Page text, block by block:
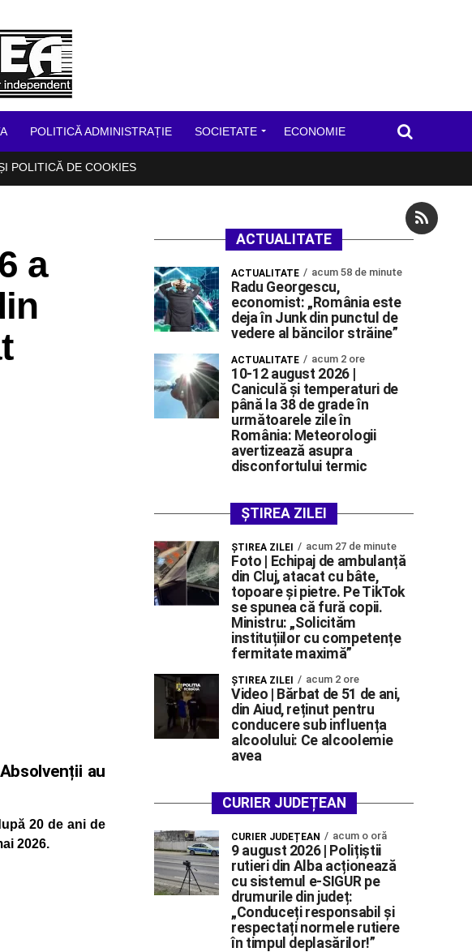
POLITICĂ ADMINISTRAȚIE SOCIETATE ECONOMIE
POLITICĂ DE COOKIES
a
au
20 de ani de
2026.
ACTUALITATE
ACTUALITATE acum 58 de minute
Radu Georgescu,
economist: „România este
deja în Junk din punctul de
vedere al băncilor străine”
ACTUALITATE acum 2 ore
10-12 august 2026 |
Caniculă și temperaturi de
până la 38 de grade în
următoarele zile în
România: Meteorologii
avertizează asupra
disconfortului termic
ȘTIREA ZILEI
ŞTIREA ZILEI acum 27 de minute
Foto | Echipaj de ambulanță
din Cluj, atacat cu bâte,
topoare și pietre. Pe TikTok
se spunea că fură copii.
Ministru: „Solicităm
instituțiilor cu competențe
fermitate maximă”
ŞTIREA ZILEI acum 2 ore
Video | Bărbat de 51 de ani,
din Aiud, reținut pentru
conducere sub influența
alcoolului: Ce alcoolemie
avea
CURIER JUDEȚEAN
CURIER JUDEȚEAN acum o oră
9 august 2026 | Polițiștii
rutieri din Alba acționează
cu sistemul e-SIGUR pe
drumurile din județ:
„Conduceți responsabil și
respectați normele rutiere
în timpul deplasărilor!”